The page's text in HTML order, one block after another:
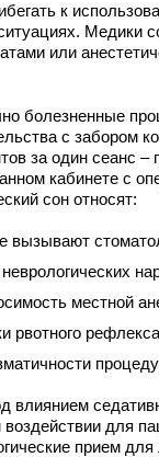
к
Медики
или
болезненные
с забором
за один сеанс –
кабинете с
сон относят:
вызывают
местной
рвотного
влиянием
для
прием